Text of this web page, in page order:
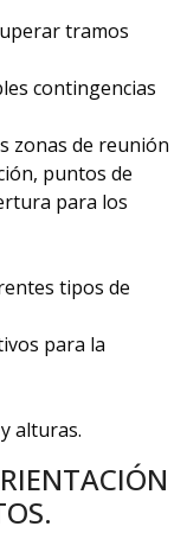
tramos
contingencias
zonas de reunión
puntos de
para los
tipos de
para la
alturas.